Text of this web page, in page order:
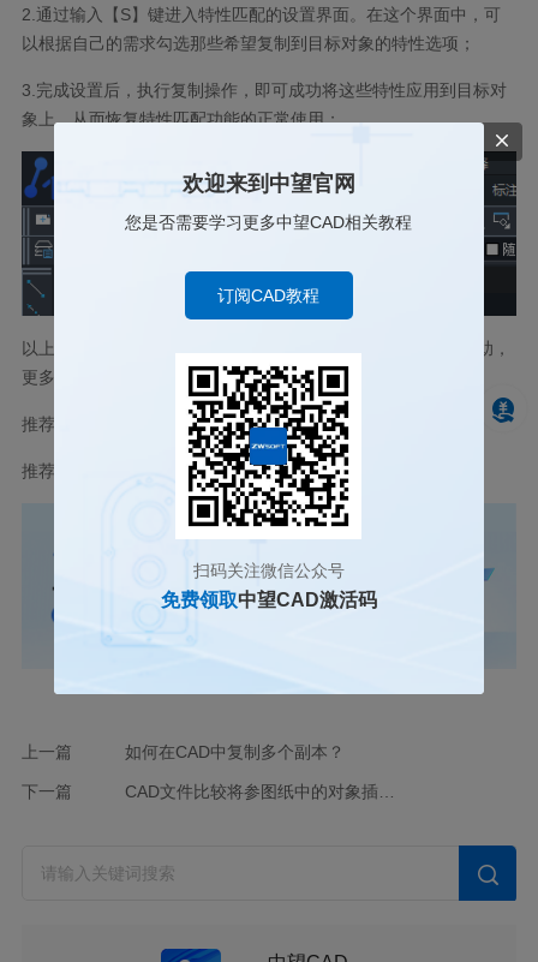
2.通过输入【S】键进入特性匹配的设置界面。在这个界面中，可
以根据自己的需求勾选那些希望复制到目标对象的特性选项；
3.完成设置后，执行复制操作，即可成功将这些特性应用到目标对
象上，从而恢复特性匹配功能的正常使用；
以上就是CAD中特性匹配功能会失效的原因，希望对您有所帮助，
更多CAD知识请关注
中望CAD官网和官方公众号！
推荐阅读： CAD正版软件
推荐阅读： 国产正版CAD
上一篇 如何在CAD中复制多个副本？
下一篇
欢迎来到中望官网
您是否需要学习更多中望CAD相关教程
订阅CAD教程
扫码关注微信公众号
免费领取中望CAD激活码